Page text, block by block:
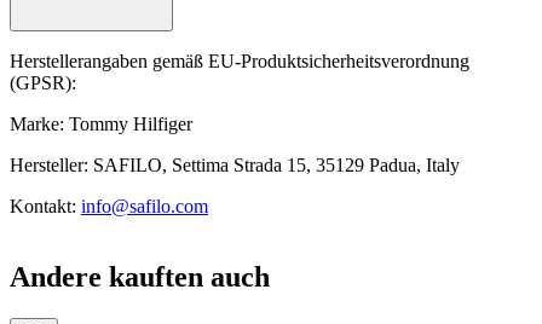
Herstellerangaben gemäß EU-Produktsicherheitsverordnung
(GPSR):
Marke: Tommy Hilfiger
Hersteller: SAFILO, Settima Strada 15, 35129 Padua, Italy
Kontakt: info@safilo.com
Andere kauften auch